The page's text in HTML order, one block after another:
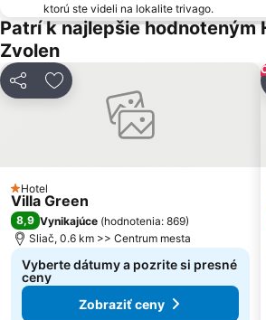
Jakub
Iliaš
Kordíky
Selce Čachovo
Ski
Strelníky
Pleše –
ktorú ste videli na lokalite trivago.
Patrí k najlepšie hodnoteným
Zvolen
ZdieľaťPridať do obľúbených
1 Počet hviezdičiek
Hotel
Villa Green
8,9 Vynikajúce (hodnotenia: 869)
Sliač, 0.6 km >> Centrum mesta
Vyberte dátumy a pozrite si presné
ceny
Zobraziť ceny